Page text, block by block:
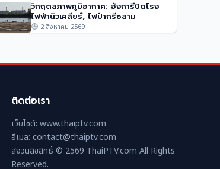
วิกฤตสภาพภูมิอากาศ: ฮังการีปิดโรง
ไฟฟ้านิวเคลียร์, ไฟป่ากรีซลาม
2 สิงหาคม 2569
ติดต่อเรา
เว็บไซต์: www.thaiptv.com
อีเมล: contact@thaiptv.com
สงวนลิขสิทธิ์ © 2569 ThaiPTV.com All Rights
Reserved.